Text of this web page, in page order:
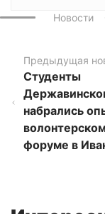
Новости
Предыдущая
Студенты
набрались
форуме в